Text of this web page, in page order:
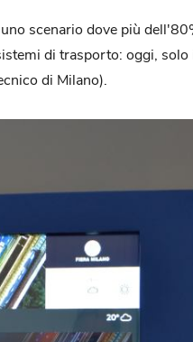
scenario dove più
di trasporto: oggi,
di Milano).